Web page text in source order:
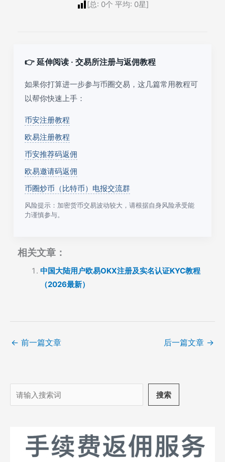
[总: 0个 平均: 0星]
👉 延伸阅读 · 交易所注册与返佣教程
如果你打算进一步参与币圈交易，这几篇常用教程可
以帮你快速上手：
币安注册教程
欧易注册教程
币安推荐码返佣
欧易邀请码返佣
币圈炒币（比特币）电报交流群
风险提示：加密货币交易波动较大，请根据自身风险承受能
力谨慎参与。
相关文章：
中国大陆用户欧易OKX注册及实名认证KYC教程
（2026最新）
← 前一篇文章 后一篇文章 →
搜
索
搜索